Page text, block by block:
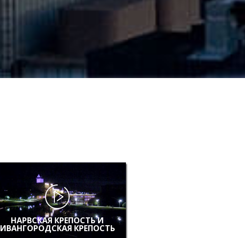
НАРВСКАЯ КРЕПОСТЬ И
ИВАНГОРОДСКАЯ КРЕПОСТЬ